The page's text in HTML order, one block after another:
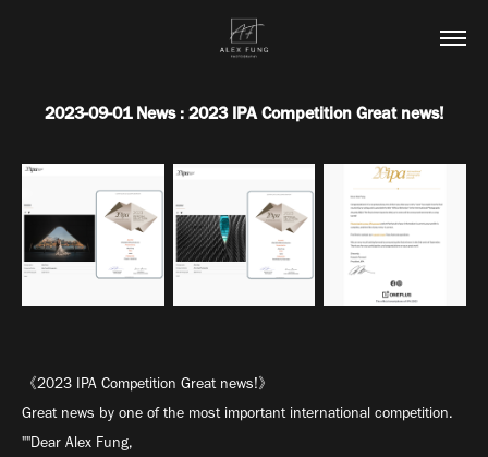
2023-09-01 News : 2023 IPA Competition Great news!
《2023 IPA Competition Great news!》
Great news by one of the most important international competition.
""Dear Alex Fung,